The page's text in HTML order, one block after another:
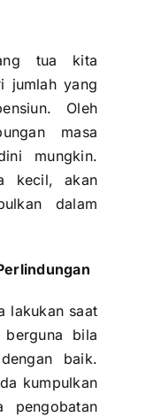
tua kita
jumlah yang
Oleh
masa
mungkin.
kecil, akan
dalam
lakukan saat
bila
baik.
kumpulkan
pengobatan